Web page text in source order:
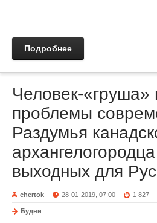
Подробнее
Человек-«груша»
проблемы
Раздумья
выходных для
chertok 28-01-2019, 07:00 1 827
Будни